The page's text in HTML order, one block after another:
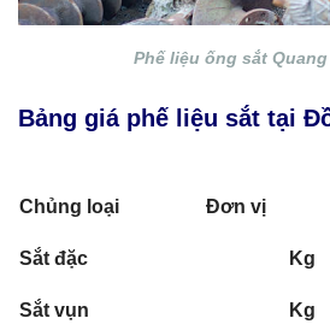
Phế liệu ống sắt
Bảng giá phế liệu sắt tại
Chủng loại Đơn vị
Sắt đặc Kg
Sắt vụn Kg